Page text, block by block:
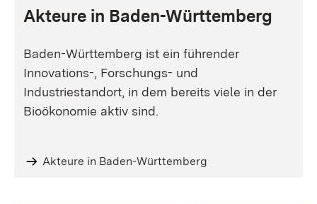
Akteure in Baden-Württemberg
Baden-Württemberg ist ein führender
Innovations-, Forschungs- und
Industriestandort, in dem bereits viele in der
Bioökonomie aktiv sind.
Akteure in Baden-Württemberg